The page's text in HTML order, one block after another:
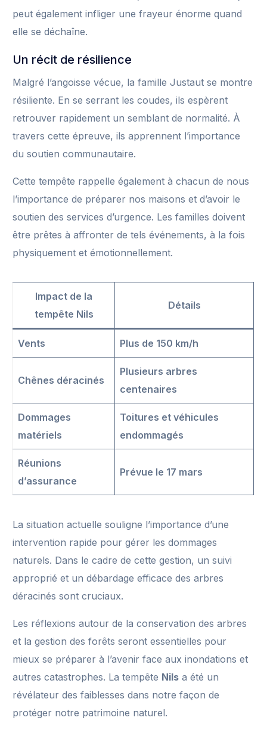
peut également infliger une frayeur énorme quand
elle se déchaîne.
Un récit de résilience
Malgré l’angoisse vécue, la famille Justaut se montre
résiliente. En se serrant les coudes, ils espèrent
retrouver rapidement un semblant de normalité. À
travers cette épreuve, ils apprennent l’importance
du soutien communautaire.
Cette tempête rappelle également à chacun de nous
l’importance de préparer nos maisons et d’avoir le
soutien des services d’urgence. Les familles doivent
être prêtes à affronter de tels événements, à la fois
physiquement et émotionnellement.
Impact de la
tempête Nils
Détails
Vents Plus de 150 km/h
Chênes déracinés
Plusieurs arbres
centenaires
Dommages
matériels
Toitures et véhicules
endommagés
Réunions
d’assurance
Prévue le 17 mars
La situation actuelle souligne l’importance d’une
intervention rapide pour gérer les dommages
naturels. Dans le cadre de cette gestion, un suivi
approprié et un débardage efficace des arbres
déracinés sont cruciaux.
Les réflexions autour de la conservation des arbres
et la gestion des forêts seront essentielles pour
mieux se préparer à l’avenir face aux inondations et
autres catastrophes. La tempête Nils a été un
révélateur des faiblesses dans notre façon de
protéger notre patrimoine naturel.